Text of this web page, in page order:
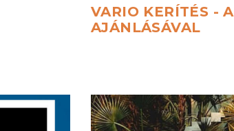
VARIO KERÍTÉS - A
AJÁNLÁSÁVAL